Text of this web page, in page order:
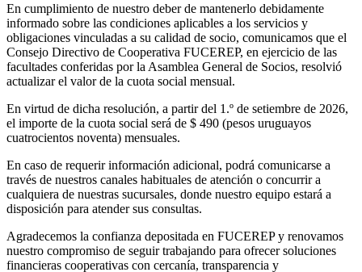
En cumplimiento de nuestro deber de mantenerlo debidamente
informado sobre las condiciones aplicables a los servicios y
obligaciones vinculadas a su calidad de socio, comunicamos que el
Consejo Directivo de Cooperativa FUCEREP, en ejercicio de las
facultades conferidas por la Asamblea General de Socios, resolvió
actualizar el valor de la cuota social mensual.
En virtud de dicha resolución, a partir del 1.º de setiembre de 2026,
el importe de la cuota social será de $ 490 (pesos uruguayos
cuatrocientos noventa) mensuales.
En caso de requerir información adicional, podrá comunicarse a
través de nuestros canales habituales de atención o concurrir a
cualquiera de nuestras sucursales, donde nuestro equipo estará a
disposición para atender sus consultas.
Agradecemos la confianza depositada en FUCEREP y renovamos
nuestro compromiso de seguir trabajando para ofrecer soluciones
financieras cooperativas con cercanía, transparencia y